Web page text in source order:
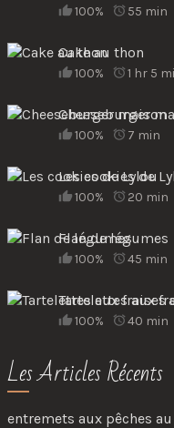
100% 55 min
Cake au thon
100% 1 hr 5
Cheeseburger
100% 7 min
Les cookies de
100% 20 min
Flan de légumes
100% 45 min
Tartelettes aux
100% 40 min
Les Articles Récents
entremets aux pêches